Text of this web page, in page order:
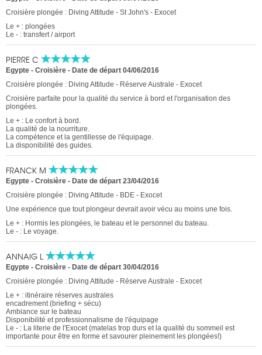
Croisière plongée : Diving Attitude - St John's - Exocet
Le + : plongées
Le - : transfert / airport
PIERRE C
Egypte - Croisière - Date de départ 04/06/2016
Croisière plongée : Diving Attitude - Réserve Australe - Exocet
Croisière parfaite pour la qualité du service à bord et l'organisation des
plongées.
Le + : Le confort à bord.
La qualité de la nourriture.
La compétence et la gentillesse de l'équipage.
La disponibilité des guides.
FRANCK M
Egypte - Croisière - Date de départ 23/04/2016
Croisière plongée : Diving Attitude - BDE - Exocet
Une expérience que tout plongeur devrait avoir vécu au moins une fois.
Le + : Hormis les plongées, le bateau et le personnel du bateau.
Le - : Le voyage.
ANNAIG L
Egypte - Croisière - Date de départ 30/04/2016
Croisière plongée : Diving Attitude - Réserve Australe - Exocet
Le + : itinéraire réserves australes
encadrement (briefing + sécu)
Ambiance sur le bateau
Disponibilité et professionnalisme de l'équipage
Le - : La literie de l'Exocet (matelas trop durs et la qualité du sommeil est
importante pour être en forme et savourer pleinement les plongées!)